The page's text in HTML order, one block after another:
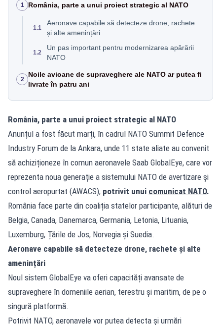
1 România, parte a unui proiect strategic al NATO
1.1
Aeronave capabile să detecteze drone, rachete
și alte amenințări
1.2
Un pas important pentru modernizarea apărării
NATO
2
Noile avioane de supraveghere ale NATO ar putea fi
livrate în patru ani
România, parte a unui proiect strategic al NATO
Anunțul a fost făcut marți, în cadrul NATO Summit Defence
Industry Forum de la Ankara, unde 11 state aliate au convenit
să achiziționeze în comun aeronavele Saab GlobalEye, care vor
reprezenta noua generație a sistemului NATO de avertizare și
control aeropurtat (AWACS), potrivit unui comunicat NATO.
România face parte din coaliția statelor participante, alături de
Belgia, Canada, Danemarca, Germania, Letonia, Lituania,
Luxemburg, Țările de Jos, Norvegia și Suedia.
Aeronave capabile să detecteze drone, rachete și alte
amenințări
Noul sistem GlobalEye va oferi capacități avansate de
supraveghere în domeniile aerian, terestru și maritim, de pe o
singură platformă.
Potrivit NATO, aeronavele vor putea detecta și urmări